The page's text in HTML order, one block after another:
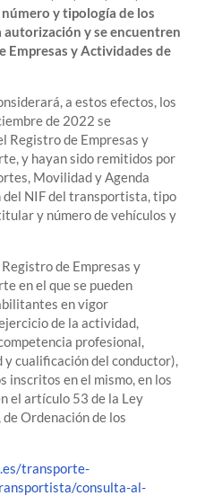
y tipología de los
y se encuentren
Empresas y Actividades de
a estos efectos, los
de 2022 se
Registro de Empresas y
y hayan sido remitidos por
Movilidad y Agenda
del NIF del transportista, tipo
y número de vehículos y
de Empresas y
en el que se pueden
en vigor
de la actividad,
profesional,
y cualificación del conductor),
inscritos en el mismo, en los
el artículo 53 de la Ley
Ordenación de los
transporte-
consulta-al-